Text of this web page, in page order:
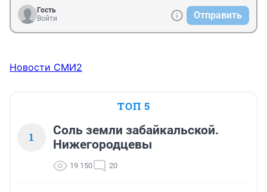
Гость
Войти
Отправить
Новости СМИ2
ТОП 5
1
Соль земли забайкальской.
Нижегородцевы
19 150 20